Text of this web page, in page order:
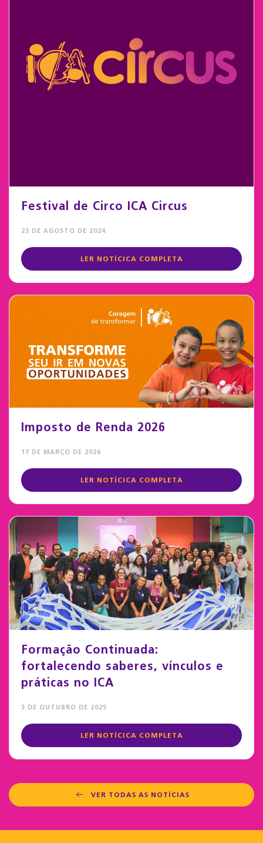
Festival de Circo ICA Circus
23 DE AGOSTO DE 2024
LER NOTÍCICA COMPLETA
Imposto de Renda 2026
17 DE MARÇO DE 2026
LER NOTÍCICA COMPLETA
Formação Continuada:
fortalecendo saberes, vínculos e
práticas no ICA
3 DE OUTUBRO DE 2025
LER NOTÍCICA COMPLETA
VER TODAS AS NOTÍCIAS